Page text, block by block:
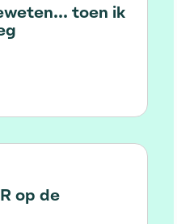
toen ik
dit maar geweten...
op de